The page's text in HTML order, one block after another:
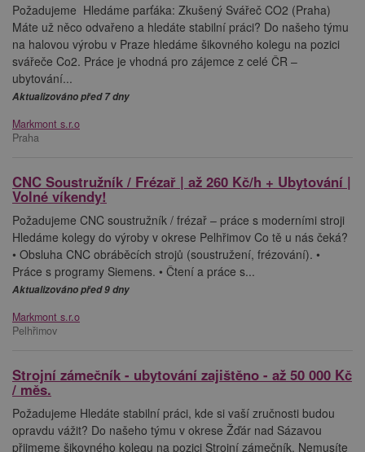
Požadujeme ️ Hledáme parťáka: Zkušený Svářeč CO2 (Praha)
Máte už něco odvařeno a hledáte stabilní práci? Do našeho týmu
na halovou výrobu v Praze hledáme šikovného kolegu na pozici
svářeče Co2. Práce je vhodná pro zájemce z celé ČR –
ubytování...
Aktualizováno před 7 dny
Markmont s.r.o
Praha
CNC Soustružník / Frézař | až 260 Kč/h + Ubytování |
Volné víkendy!
Požadujeme CNC soustružník / frézař – práce s moderními stroji
Hledáme kolegy do výroby v okrese Pelhřimov Co tě u nás čeká?
• Obsluha CNC obráběcích strojů (soustružení, frézování). •
Práce s programy Siemens. • Čtení a práce s...
Aktualizováno před 9 dny
Markmont s.r.o
Pelhřimov
Strojní zámečník - ubytování zajištěno - až 50 000 Kč
/ měs.
Požadujeme Hledáte stabilní práci, kde si vaší zručnosti budou
opravdu vážit? Do našeho týmu v okrese Žďár nad Sázavou
přijmeme šikovného kolegu na pozici Strojní zámečník. Nemusíte